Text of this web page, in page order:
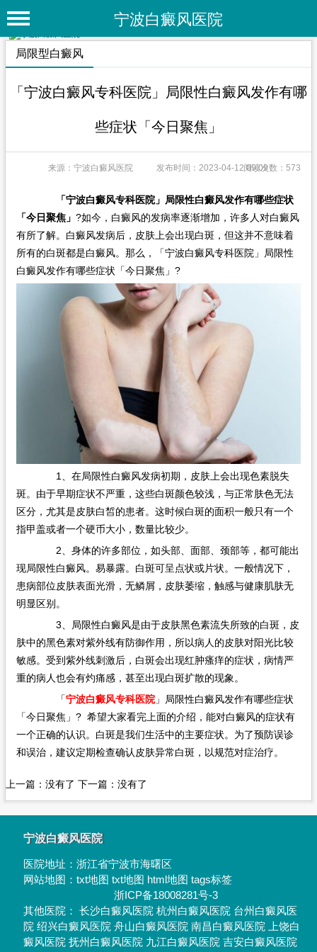
宁波白癜风医院
首 页
特色疗法
白癜风常识
白癜风人群
白癜风部位
白癜风类型
在线问诊
局限型白癜风
「宁波白癜风专科医院」局限性白癜风发作有哪
些症状「今日聚焦」
来源：宁波白癜风医院 发布时间：2023-04-12 09:09阅读次数：573
「宁波白癜风专科医院」局限性白癜风发作有哪些症状
「今日聚焦」 ?如今，白癜风的发病率逐渐增加，许多人对白癜风
有所了解。白癜风发病后，皮肤上会出现白斑，但这并不意味着
所有的白斑都是白癜风。那么，「宁波白癜风专科医院」局限性
白癜风发作有哪些症状「今日聚焦」?
1、在局限性白癜风发病初期，皮肤上会出现色素脱失
斑。由于早期症状不严重，这些白斑颜色较浅，与正常肤色无法
区分，尤其是皮肤白皙的患者。这时候白斑的面积一般只有一个
指甲盖或者一个硬币大小，数量比较少。
2、身体的许多部位，如头部、面部、颈部等，都可能出
现局限性白癜风。易暴露。白斑可呈点状或片状。一般情况下，
患病部位皮肤表面光滑，无鳞屑，皮肤萎缩，触感与健康肌肤无
明显区别。
3、局限性白癜风是由于皮肤黑色素流失所致的白斑，皮
肤中的黑色素对紫外线有防御作用，所以病人的皮肤对阳光比较
敏感。受到紫外线刺激后，白斑会出现红肿瘙痒的症状，病情严
重的病人也会有灼痛感，甚至出现白斑扩散的现象。
「宁波白癜风专科医院」局限性白癜风发作有哪些症状
「今日聚焦」? 希望大家看完上面的介绍，能对白癜风的症状有
一个正确的认识。白斑是我们生活中的主要症状。为了预防误诊
和误治，建议定期检查确认皮肤异常白斑，以规范对症治疗。
上一篇：没有了 下一篇：没有了
宁波白癜风医院
医院地址：浙江省宁波市海曙区
网站地图：txt地图 txt地图 html地图 tags标签
浙ICP备18008281号-3
其他医院：长沙白癜风医院 杭州白癜风医院 台州白癜风医
院 绍兴白癜风医院 舟山白癜风医院 南昌白癜风医院
上饶白
癜风医院 抚州白癜风医院 九江白癜风医院 吉安白癜风医院